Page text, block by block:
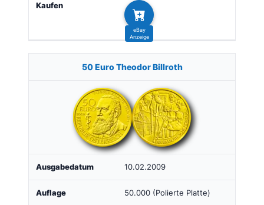
50 Euro Theodor Billroth
10.02.2009
50.000 (Polierte Platte)